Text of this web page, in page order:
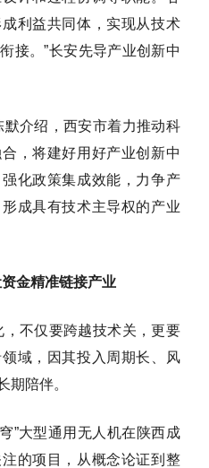
利益共同体，实现从技术
接。”长安先导产业创新中
介绍，西安市着力推动科
，将建好用好产业创新中
化政策集成效能，力争产
成具有技术主导权的产业
金精准链接产业
不仅要跨越技术关，更要
域，因其投入周期长、风
期陪伴。
”大型通用无人机在陕西成
的项目，从概念论证到整